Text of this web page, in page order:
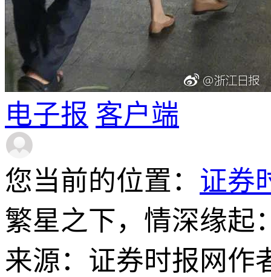
电子报 客户端
您当前的位置： 证券
繁星之下，情深缘起
来源：证券时报网作